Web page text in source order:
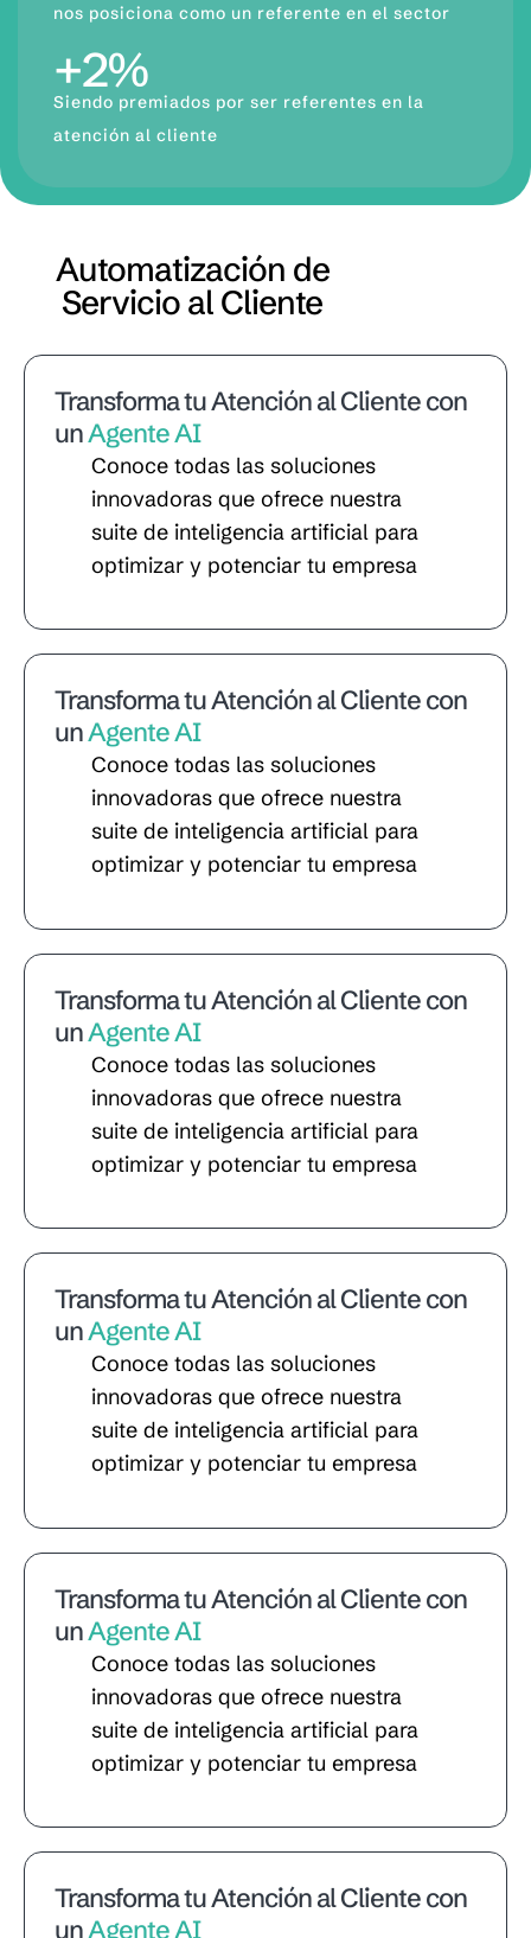
nos posiciona como un referente en el sector
Siendo premiados por ser referentes en la
atención al cliente
+4%
Automatización de
Servicio al Cliente
Transforma tu Atención al Cliente con
unAgente AI
Conoce todas las soluciones
innovadoras que ofrece nuestra
suite de inteligencia artificial para
optimizar y potenciar tu empresa
Transforma tu Atención al Cliente con
unAgente AI
Conoce todas las soluciones
innovadoras que ofrece nuestra
suite de inteligencia artificial para
optimizar y potenciar tu empresa
Transforma tu Atención al Cliente con
unAgente AI
Conoce todas las soluciones
innovadoras que ofrece nuestra
suite de inteligencia artificial para
optimizar y potenciar tu empresa
Transforma tu Atención al Cliente con
unAgente AI
Conoce todas las soluciones
innovadoras que ofrece nuestra
suite de inteligencia artificial para
optimizar y potenciar tu empresa
Transforma tu Atención al Cliente con
unAgente AI
Conoce todas las soluciones
innovadoras que ofrece nuestra
suite de inteligencia artificial para
optimizar y potenciar tu empresa
Transforma tu Atención al Cliente con
unAgente AI